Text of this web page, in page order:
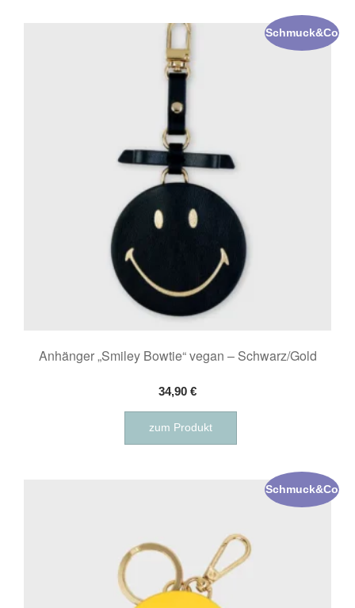
Schmuck&Co
Anhänger „Smiley Bowtie“ vegan – Schwarz/Gold
34,90 €
zum Produkt
Schmuck&Co